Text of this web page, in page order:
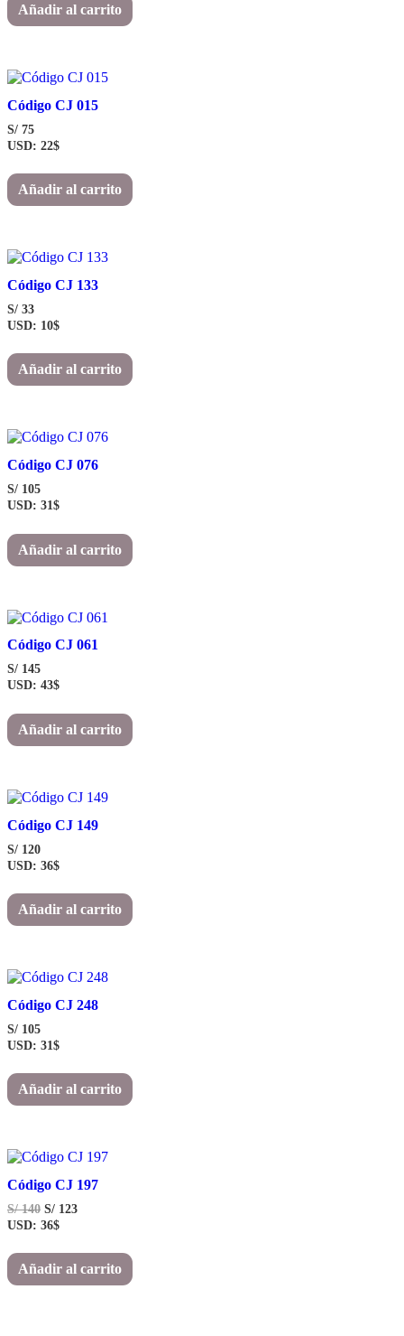
Añadir al carrito
Código CJ 015
S/ 75
USD: 22$
Añadir al carrito
Código CJ 133
S/ 33
USD: 10$
Añadir al carrito
Código CJ 076
S/ 105
USD: 31$
Añadir al carrito
Código CJ 061
S/ 145
USD: 43$
Añadir al carrito
Código CJ 149
S/ 120
USD: 36$
Añadir al carrito
Código CJ 248
S/ 105
USD: 31$
Añadir al carrito
Código CJ 197
S/140 El
precio
era:
S/ 140
S/ 123El
es:
S/ 123
USD: 36$
Añadir al carrito